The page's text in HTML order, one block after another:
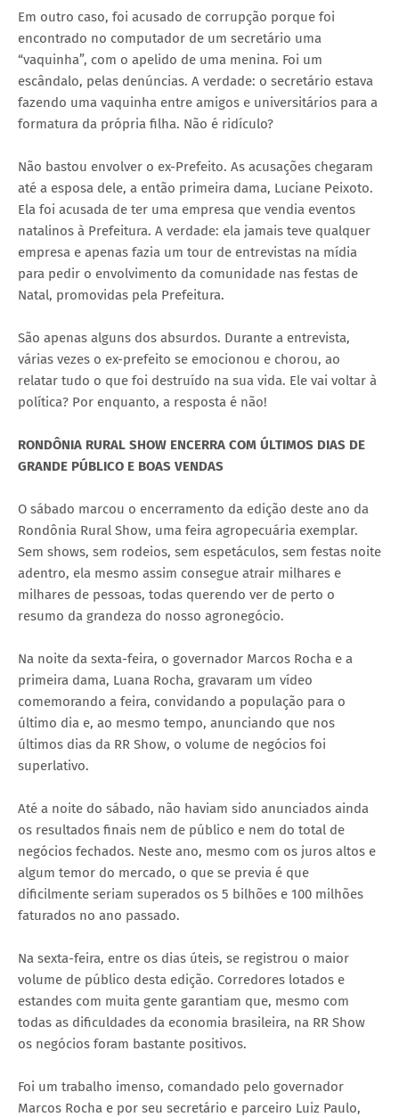
Em outro caso, foi acusado de corrupção porque foi
encontrado no computador de um secretário uma
“vaquinha”, com o apelido de uma menina. Foi um
escândalo, pelas denúncias. A verdade: o secretário estava
fazendo uma vaquinha entre amigos e universitários para a
formatura da própria filha. Não é ridículo?
Não bastou envolver o ex-Prefeito. As acusações chegaram
até a esposa dele, a então primeira dama, Luciane Peixoto.
Ela foi acusada de ter uma empresa que vendia eventos
natalinos à Prefeitura. A verdade: ela jamais teve qualquer
empresa e apenas fazia um tour de entrevistas na mídia
para pedir o envolvimento da comunidade nas festas de
Natal, promovidas pela Prefeitura.
São apenas alguns dos absurdos. Durante a entrevista,
várias vezes o ex-prefeito se emocionou e chorou, ao
relatar tudo o que foi destruído na sua vida. Ele vai voltar à
política? Por enquanto, a resposta é não!
RONDÔNIA RURAL SHOW ENCERRA COM ÚLTIMOS DIAS DE
GRANDE PÚBLICO E BOAS VENDAS
O sábado marcou o encerramento da edição deste ano da
Rondônia Rural Show, uma feira agropecuária exemplar.
Sem shows, sem rodeios, sem espetáculos, sem festas noite
adentro, ela mesmo assim consegue atrair milhares e
milhares de pessoas, todas querendo ver de perto o
resumo da grandeza do nosso agronegócio.
Na noite da sexta-feira, o governador Marcos Rocha e a
primeira dama, Luana Rocha, gravaram um vídeo
comemorando a feira, convidando a população para o
último dia e, ao mesmo tempo, anunciando que nos
últimos dias da RR Show, o volume de negócios foi
superlativo.
Até a noite do sábado, não haviam sido anunciados ainda
os resultados finais nem de público e nem do total de
negócios fechados. Neste ano, mesmo com os juros altos e
algum temor do mercado, o que se previa é que
dificilmente seriam superados os 5 bilhões e 100 milhões
faturados no ano passado.
Na sexta-feira, entre os dias úteis, se registrou o maior
volume de público desta edição. Corredores lotados e
estandes com muita gente garantiam que, mesmo com
todas as dificuldades da economia brasileira, na RR Show
os negócios foram bastante positivos.
Foi um trabalho imenso, comandado pelo governador
Marcos Rocha e por seu secretário e parceiro Luiz Paulo,